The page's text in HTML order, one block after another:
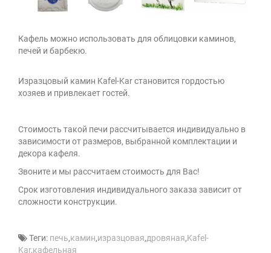
Кафель можно использовать для облицовки каминов,
печей и барбекю.
Изразцовый камин Kafel-Kar становится гордостью
хозяев и привлекает гостей.
Стоимость такой печи рассчитывается индивидуально в
зависимости от размеров, выбранной комплектации и
декора кафеля.
Звоните и мы рассчитаем стоимость для Вас!
Cрок изготовления индивидуального заказа зависит от
сложности конструкции.
Теги: печь,камин,изразцовая,дровяная,Kafel-
Kar,кафельная